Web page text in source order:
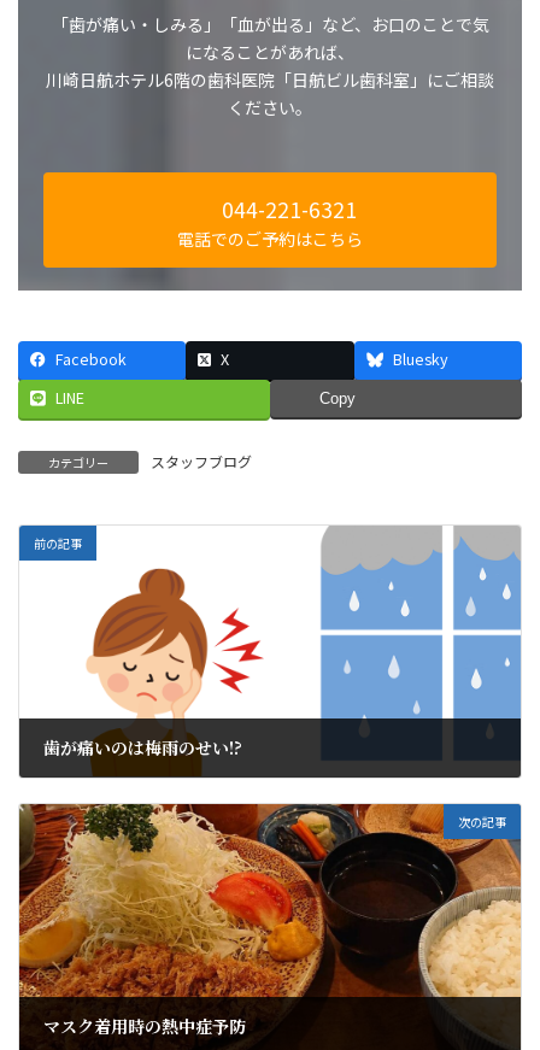
「歯が痛い・しみる」「血が出る」など、お口のことで気
になることがあれば、
川崎日航ホテル6階の歯科医院「日航ビル歯科室」にご相談
ください。
044-221-6321
電話でのご予約はこちら
Facebook X
Bluesky
LINE
Copy
カテゴリー スタッフブログ
前の記事
歯が痛いのは梅雨のせい!?
次の記事
マスク着用時の熱中症予防